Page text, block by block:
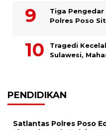
Tiga
Polres Poso
Tragedi
Sulawesi,
PENDIDIKAN
Satlantas Polres Poso